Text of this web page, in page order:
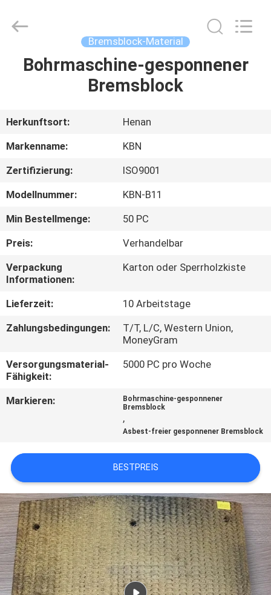
HAUS
ÜBER
UNS
FABRIK-
AUSFLUG
QUALITÄTSKONTROLLE
TRETEN
SIE
UNS
IN
VERBINDUNG
SIE EIN
ZITAT
SITEMAP
PRIVACY
POLICY
Bremsblock-Material
Bohrmaschine-gesponnener
Bremsblock
Herkunftsort:
Henan
Markenname:
KBN
Zertifizierung:
ISO9001
Modellnummer:
KBN-B11
Min Bestellmenge:
50 PC
Preis:
Verhandelbar
Verpackung
Informationen:
Karton oder Sperrholzkiste
Lieferzeit:
10 Arbeitstage
Zahlungsbedingungen:
T/T, L/C, Western Union,
MoneyGram
Versorgungsmaterial-
Fähigkeit:
5000 PC pro Woche
Markieren:
Bohrmaschine-gesponnener
Bremsblock
,
Asbest-freier gesponnener Bremsblock
BESTPREIS